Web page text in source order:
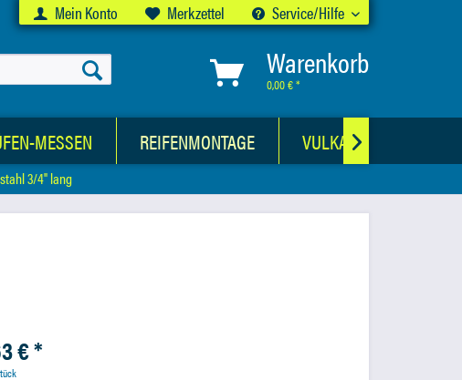
Mein Konto Merkzettel Service/Hilfe
Warenkorb
0,00 € *
MESSEN REIFENMONTAGE 
3/4" lang
€ *